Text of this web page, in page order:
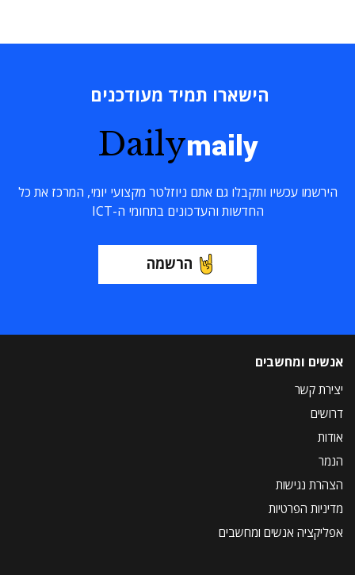
הישארו תמיד מעודכנים
Dailymaily
הירשמו עכשיו ותקבלו גם אתם ניוזלטר מקצועי יומי, המרכז את כל
החדשות והעדכונים בתחומי ה-ICT
הרשמה
אנשים ומחשבים
יצירת קשר
דרושים
אודות
הנמר
הצהרת נגישות
מדיניות הפרטיות
אפליקציה אנשים ומחשבים